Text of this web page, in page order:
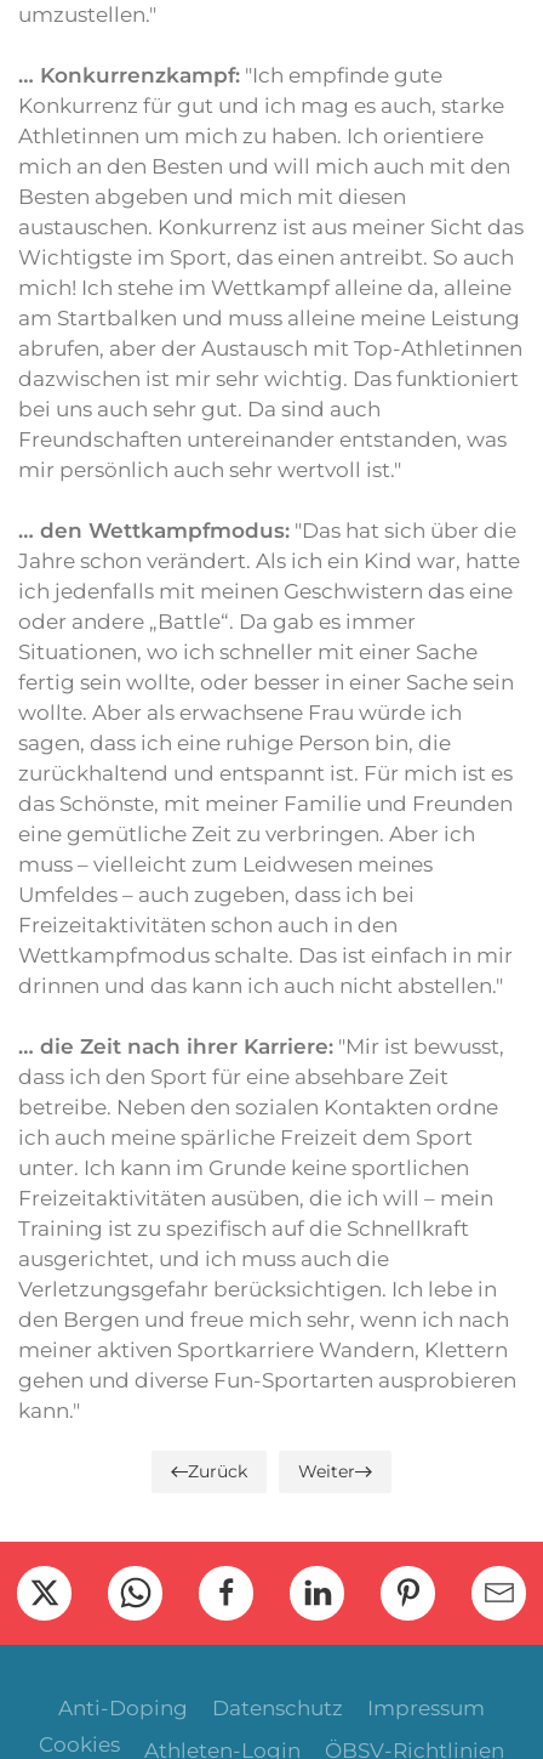
umzustellen."
… Konkurrenzkampf: "Ich empfinde gute
Konkurrenz für gut und ich mag es auch, starke
Athletinnen um mich zu haben. Ich orientiere
mich an den Besten und will mich auch mit den
Besten abgeben und mich mit diesen
austauschen. Konkurrenz ist aus meiner Sicht das
Wichtigste im Sport, das einen antreibt. So auch
mich! Ich stehe im Wettkampf alleine da, alleine
am Startbalken und muss alleine meine Leistung
abrufen, aber der Austausch mit Top-Athletinnen
dazwischen ist mir sehr wichtig. Das funktioniert
bei uns auch sehr gut. Da sind auch
Freundschaften untereinander entstanden, was
mir persönlich auch sehr wertvoll ist."
… den Wettkampfmodus: "Das hat sich über die
Jahre schon verändert. Als ich ein Kind war, hatte
ich jedenfalls mit meinen Geschwistern das eine
oder andere „Battle“. Da gab es immer
Situationen, wo ich schneller mit einer Sache
fertig sein wollte, oder besser in einer Sache sein
wollte. Aber als erwachsene Frau würde ich
sagen, dass ich eine ruhige Person bin, die
zurückhaltend und entspannt ist. Für mich ist es
das Schönste, mit meiner Familie und Freunden
eine gemütliche Zeit zu verbringen. Aber ich
muss – vielleicht zum Leidwesen meines
Umfeldes – auch zugeben, dass ich bei
Freizeitaktivitäten schon auch in den
Wettkampfmodus schalte. Das ist einfach in mir
drinnen und das kann ich auch nicht abstellen."
… die Zeit nach ihrer Karriere: "Mir ist bewusst,
dass ich den Sport für eine absehbare Zeit
betreibe. Neben den sozialen Kontakten ordne
ich auch meine spärliche Freizeit dem Sport
unter. Ich kann im Grunde keine sportlichen
Freizeitaktivitäten ausüben, die ich will – mein
Training ist zu spezifisch auf die Schnellkraft
ausgerichtet, und ich muss auch die
Verletzungsgefahr berücksichtigen. Ich lebe in
den Bergen und freue mich sehr, wenn ich nach
meiner aktiven Sportkarriere Wandern, Klettern
gehen und diverse Fun-Sportarten ausprobieren
kann."
Zurück Weiter
Anti-Doping Datenschutz
Impressum
Cookies
Athleten-Login ÖBSV-Richtlinien